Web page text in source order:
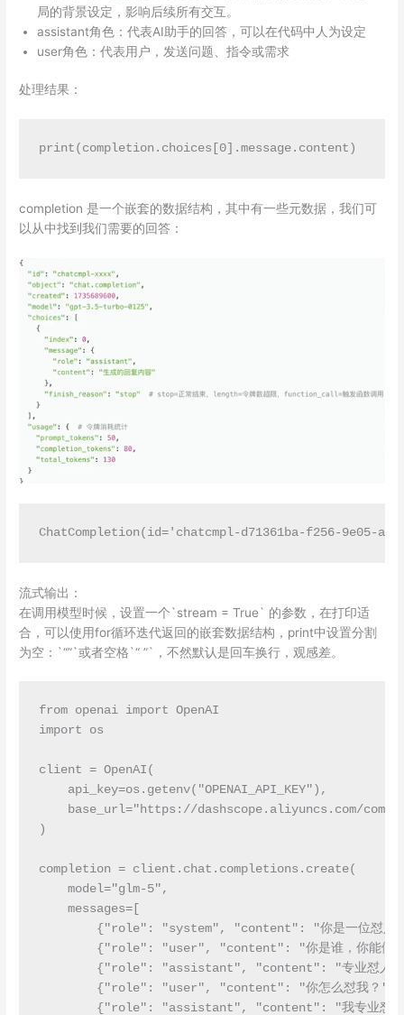
局的背景设定，影响后续所有交互。
assistant角色：代表AI助手的回答，可以在代码中人为设定
user角色：代表用户，发送问题、指令或需求
处理结果：
print(completion.choices[0].message.content)
completion 是一个嵌套的数据结构，其中有一些元数据，我们可
以从中找到我们需要的回答：
ChatCompletion(id='chatcmpl-d71361ba-f256-9e05-
流式输出：
在调用模型时候，设置一个`stream = True` 的参数，在打印适
合，可以使用for循环迭代返回的嵌套数据结构，print中设置分割
为空：`“”`或者空格`“ ”`，不然默认是回车换行，观感差。
from openai import OpenAI
import os
client = OpenAI(
api_key=os.getenv("OPENAI_API_KEY"),
base_url="https://dashscope.aliyuncs.com/
)
completion = client.chat.completions.create(
model="glm-5",
messages=[
{"role": "system", "content": "你是一位怼人大师
{"role": "user", "content": "你是谁，你能做
{"role": "assistant", "content": "专业怼人，专
{"role": "user", "content": "你怎么怼我？"},
{"role": "assistant", "content": "我专业怼